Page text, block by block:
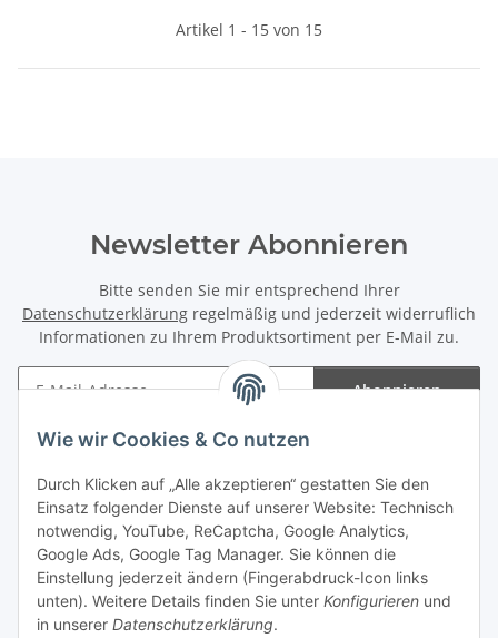
Wie wir Cookies & Co nutzen
Durch Klicken auf „Alle akzeptieren“ gestatten Sie den
Einsatz folgender Dienste auf unserer Website: Technisch
notwendig, YouTube, ReCaptcha, Google Analytics,
Google Ads, Google Tag Manager. Sie können die
Einstellung jederzeit ändern (Fingerabdruck-Icon links
unten). Weitere Details finden Sie unter Konfigurieren und
in unserer Datenschutzerklärung.
Artikel 1 - 15 von 15
Newsletter Abonnieren
Bitte senden Sie mir entsprechend Ihrer
Datenschutzerklärung regelmäßig und jederzeit widerruflich
Informationen zu Ihrem Produktsortiment per E-Mail zu.
Abonnieren
Gesetzliche Informationen
Spieletreffs in Jülich & Umgebung